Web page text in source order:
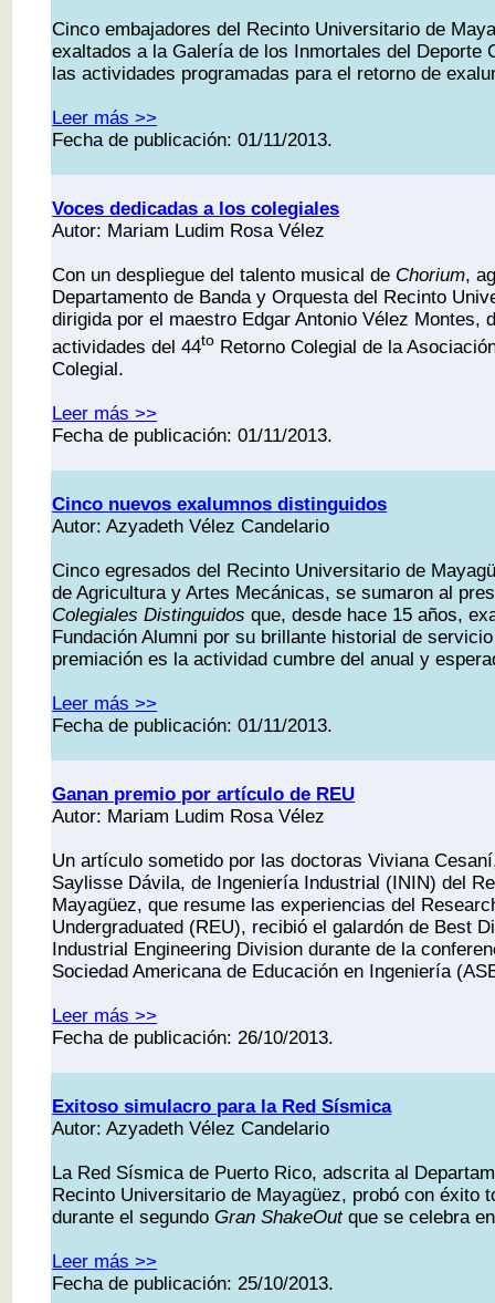
Cinco embajadores del Recinto Universitario de
exaltados a la Galería de los Inmortales del Deporte
las actividades programadas para el retorno de
Leer más >>
Fecha de publicación: 01/11/2013.
Voces dedicadas a los colegiales
Autor: Mariam Ludim Rosa Vélez
Con un despliegue del talento musical de Chorium,
Departamento de Banda y Orquesta del Recinto
dirigida por el maestro Edgar Antonio Vélez Montes,
actividades del 44to Retorno Colegial de la
Colegial.
Leer más >>
Fecha de publicación: 01/11/2013.
Cinco nuevos exalumnos distinguidos
Autor: Azyadeth Vélez Candelario
Cinco egresados del Recinto Universitario de
de Agricultura y Artes Mecánicas, se sumaron al
Colegiales Distinguidos que, desde hace 15 años,
Fundación Alumni por su brillante historial de
premiación es la actividad cumbre del anual y
Leer más >>
Fecha de publicación: 01/11/2013.
Ganan premio por artículo de REU
Autor: Mariam Ludim Rosa Vélez
Un artículo sometido por las doctoras Viviana
Saylisse Dávila, de Ingeniería Industrial (ININ) del
Mayagüez, que resume las experiencias del
Undergraduated (REU), recibió el galardón de Best
Industrial Engineering Division durante de la
Sociedad Americana de Educación en Ingeniería
Leer más >>
Fecha de publicación: 26/10/2013.
Exitoso simulacro para la Red Sísmica
Autor: Azyadeth Vélez Candelario
La Red Sísmica de Puerto Rico, adscrita al
Recinto Universitario de Mayagüez, probó con éxito
durante el segundoGran ShakeOutque se celebra
Leer más >>
Fecha de publicación: 25/10/2013.